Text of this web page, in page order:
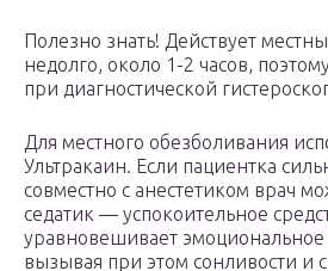
Полезно знать! Действует
недолго, около 1-2 часов,
при диагностической
Для местного обезболивания
Ультракаин. Если пациентка
совместно с анестетиком врач
седатик — успокоительное
уравновешивает эмоциональное
вызывая при этом сонливости и